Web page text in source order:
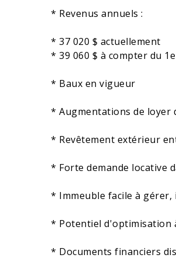
* Revenus annuels :
* 37 020 $ actuellement
* 39 060 $ à compter du
* Baux en vigueur
* Augmentations de loyer
* Revêtement extérieur
* Forte demande locative
* Immeuble facile à
* Potentiel d'optimisation
* Documents financiers